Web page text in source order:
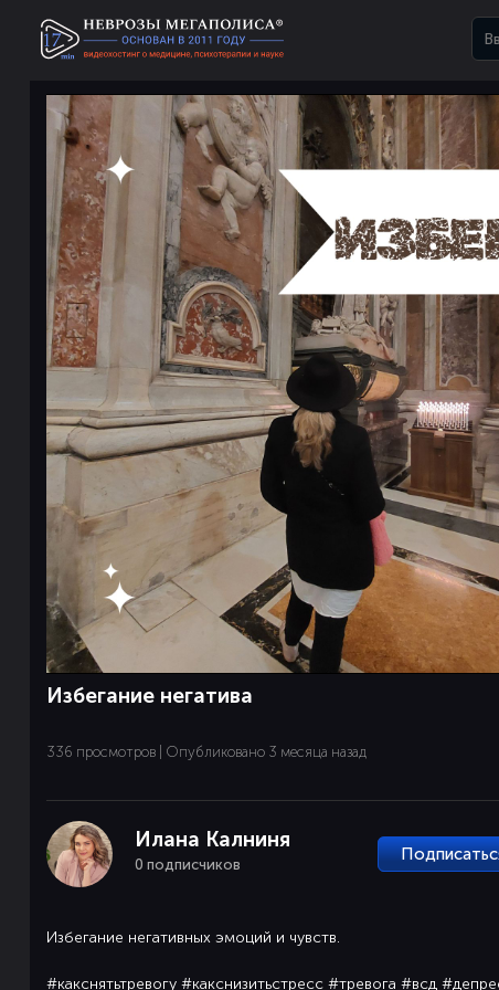
Избегание негатива
336 просмотров | Опубликовано 3 месяца назад
Илана Калниня
0 подписчиков
Избегание негативных эмоций и чувств.
#какснятьтревогу #какснизитьстресс #тревога #всд